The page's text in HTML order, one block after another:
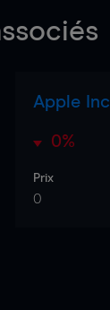
Apple Inc
0%
Prix
0